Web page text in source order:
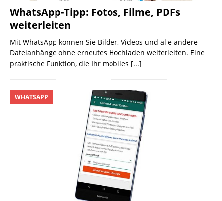
WhatsApp-Tipp: Fotos, Filme, PDFs
weiterleiten
Mit WhatsApp können Sie Bilder, Videos und alle andere
Dateianhänge ohne erneutes Hochladen weiterleiten. Eine
praktische Funktion, die Ihr mobiles [...]
WHATSAPP